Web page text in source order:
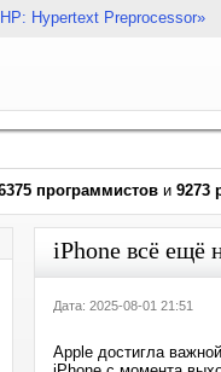
Hypertext Preprocessor»
программистов и 9273
iPhone всё ещё
Дата: 2025-08-01 21:51
Apple достигла